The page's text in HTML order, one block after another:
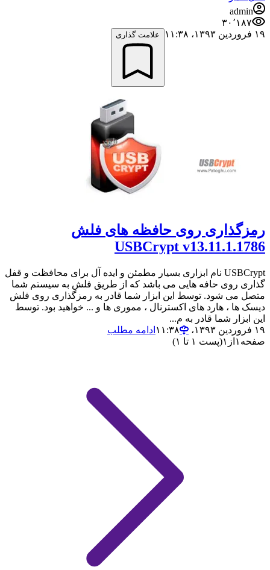
admin
۳۰٬۱۸۷
۱۹ فروردین ۱۳۹۳،‏ ۱۱:۳۸
علامت گذاری
رمزگذاری روی حافظه های فلش
USBCrypt v13.11.1.1786
USBCrypt نام ابزاری بسیار مطمئن و ایده آل برای محافظت و قفل
گذاری روی حافه هایی می باشد که از طریق فلش به سیستم شما
متصل می شود. توسط این ابزار شما قادر به رمزگذاری روی فلش
دیسک ها ، هارد های اکسترنال ، مموری ها و ... خواهید بود. توسط
این ابزار شما قادر به م...
۱۹ فروردین ۱۳۹۳،‏ ۱۱:۳۸
ادامه مطلب
صفحه ۱ از ۱(پست ۱ تا ۱)